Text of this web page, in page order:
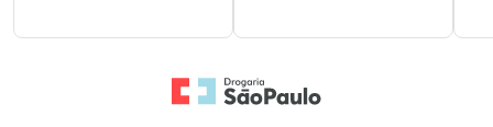
Ir para a Home